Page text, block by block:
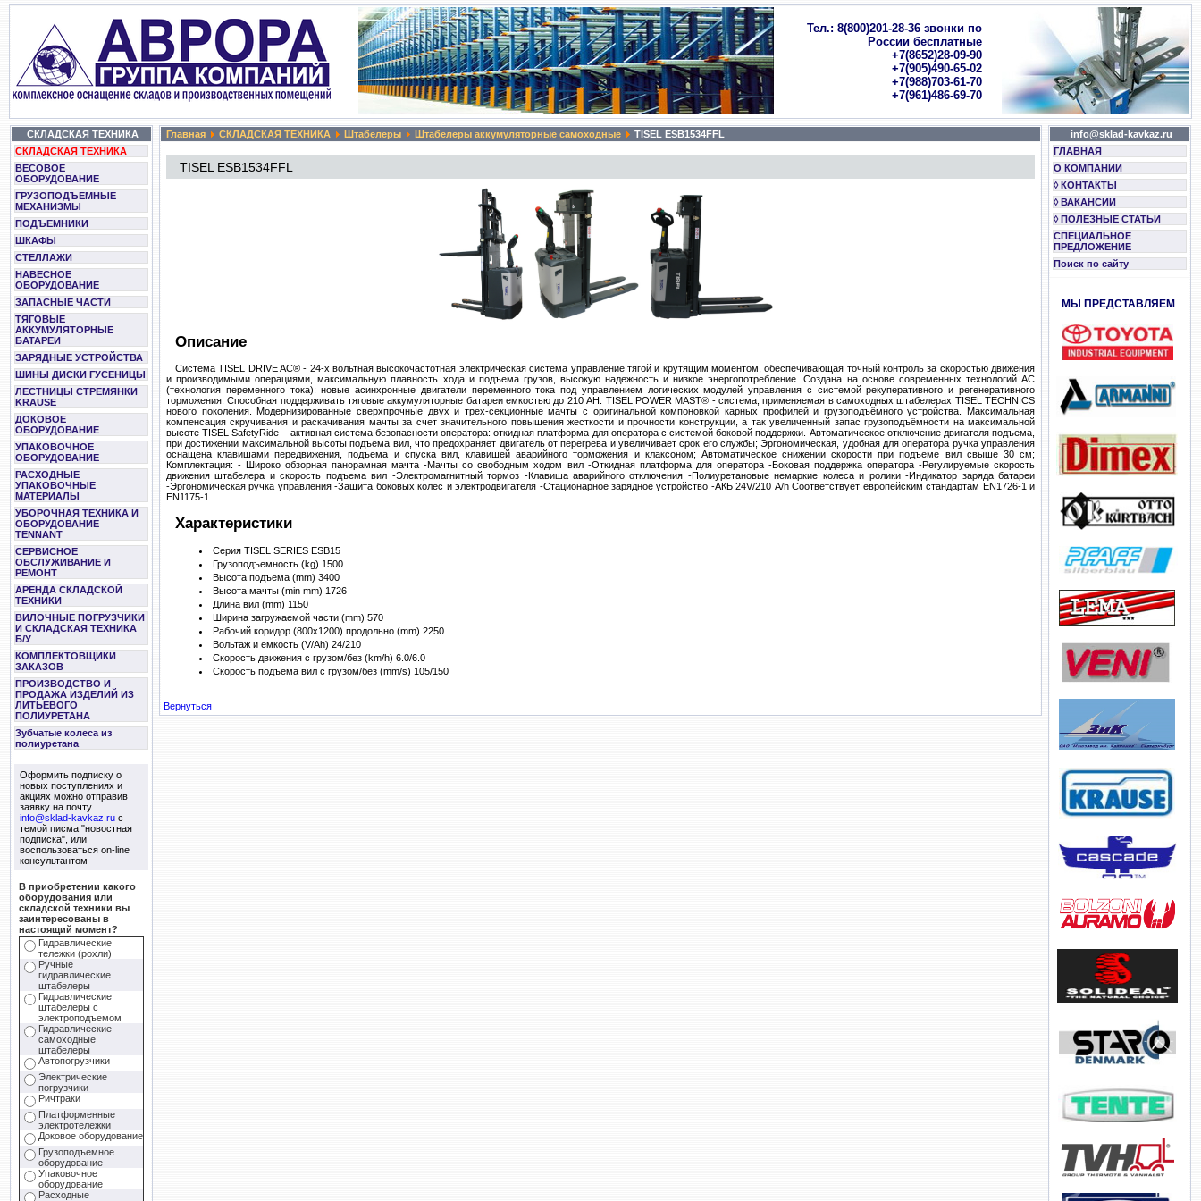
Тел.: 8(800)201-28-36 звонки по
России бесплатные
+7(8652)28-09-90
+7(905)490-65-02
+7(988)703-61-70
+7(961)486-69-70
СКЛАДСКАЯ ТЕХНИКА
СКЛАДСКАЯ ТЕХНИКА
ВЕСОВОЕ
ОБОРУДОВАНИЕ
ГРУЗОПОДЪЕМНЫЕ
МЕХАНИЗМЫ
ПОДЪЕМНИКИ
ШКАФЫ
СТЕЛЛАЖИ
НАВЕСНОЕ
ОБОРУДОВАНИЕ
ЗАПАСНЫЕ ЧАСТИ
ТЯГОВЫЕ
АККУМУЛЯТОРНЫЕ
БАТАРЕИ
ЗАРЯДНЫЕ УСТРОЙСТВА
ШИНЫ ДИСКИ ГУСЕНИЦЫ
ЛЕСТНИЦЫ СТРЕМЯНКИ
KRAUSE
ДОКОВОЕ
ОБОРУДОВАНИЕ
УПАКОВОЧНОЕ
ОБОРУДОВАНИЕ
РАСХОДНЫЕ
УПАКОВОЧНЫЕ
МАТЕРИАЛЫ
УБОРОЧНАЯ ТЕХНИКА И
ОБОРУДОВАНИЕ
TENNANT
СЕРВИСНОЕ
ОБСЛУЖИВАНИЕ И
РЕМОНТ
АРЕНДА СКЛАДСКОЙ
ТЕХНИКИ
ВИЛОЧНЫЕ ПОГРУЗЧИКИ
И СКЛАДСКАЯ ТЕХНИКА
Б/У
КОМПЛЕКТОВЩИКИ
ЗАКАЗОВ
ПРОИЗВОДСТВО И
ПРОДАЖА ИЗДЕЛИЙ ИЗ
ЛИТЬЕВОГО
ПОЛИУРЕТАНА
Зубчатые колеса из
полиуретана
Оформить подписку о
новых поступлениях и
акциях можно отправив
заявку на почту
info@sklad-kavkaz.ruс
темой писма "новостная
подписка", или
воспользоваться on-line
консультантом
В приобретении какого
оборудования или
складской техники вы
заинтересованы в
настоящий момент?
Гидравлические
тележки (рохли)
Ручные
гидравлические
штабелеры
Гидравлические
штабелеры с
электроподъемом
Гидравлические
самоходные
штабелеры
Автопогрузчики
Электрические
погрузчики
Ричтраки
Платформенные
электротележки
Доковое оборудование
Грузоподъемное
оборудование
Упаковочное
оборудование
Расходные
Главная СКЛАДСКАЯ ТЕХНИКА Штабелеры Штабелеры аккумуляторные самоходные TISEL ESB1534FFL
TISEL ESB1534FFL
Описание
Система TISEL DRIVE AC® - 24-х вольтная высокочастотная электрическая система управление тягой и крутящим моментом, обеспечивающая точный контроль за скоростью движения
и производимыми операциями, максимальную плавность хода и подъема грузов, высокую надежность и низкое энергопотребление. Создана на основе современных технологий AC
(технология переменного тока): новые асинхронные двигатели переменного тока под управлением логических модулей управления с системой рекуперативного и регенеративного
торможения. Способная поддерживать тяговые аккумуляторные батареи емкостью до 210 AH. TISEL POWER MAST® - система, применяемая в самоходных штабелерах TISEL TECHNICS
нового поколения. Модернизированные сверхпрочные двух и трех-секционные мачты с оригинальной компоновкой карных профилей и грузоподъёмного устройства. Максимальная
компенсация скручивания и раскачивания мачты за счет значительного повышения жесткости и прочности конструкции, а так увеличенный запас грузоподъёмности на максимальной
высоте TISEL SafetyRide – активная система безопасности оператора: откидная платформа для оператора с системой боковой поддержки. Автоматическое отключение двигателя подъема,
при достижении максимальной высоты подъема вил, что предохраняет двигатель от перегрева и увеличивает срок его службы; Эргономическая, удобная для оператора ручка управления
оснащена клавишами передвижения, подъема и спуска вил, клавишей аварийного торможения и клаксоном; Автоматическое снижении скорости при подъеме вил свыше 30 см;
Комплектация: - Широко обзорная панорамная мачта -Мачты со свободным ходом вил -Откидная платформа для оператора -Боковая поддержка оператора -Регулируемые скорость
движения штабелера и скорость подъема вил -Электромагнитный тормоз -Клавиша аварийного отключения -Полиуретановые немаркие колеса и ролики -Индикатор заряда батареи
-Эргономическая ручка управления -Защита боковых колес и электродвигателя -Стационарное зарядное устройство -АКБ 24V/210 А/h Соответствует европейским стандартам EN1726-1 и
EN1175-1
Характеристики
Серия TISEL SERIES ESB15
Грузоподъемность (kg) 1500
Высота подъема (mm) 3400
Высота мачты (min mm) 1726
Длина вил (mm) 1150
Ширина загружаемой части (mm) 570
Рабочий коридор (800x1200) продольно (mm) 2250
Вольтаж и емкость (V/Ah) 24/210
Скорость движения с грузом/без (km/h) 6.0/6.0
Скорость подъема вил с грузом/без (mm/s) 105/150
Вернуться
info@sklad-kavkaz.ru
ГЛАВНАЯ
О КОМПАНИИ
◊ КОНТАКТЫ
◊ ВАКАНСИИ
◊ ПОЛЕЗНЫЕ СТАТЬИ
СПЕЦИАЛЬНОЕ
ПРЕДЛОЖЕНИЕ
Поиск по сайту
МЫ ПРЕДСТАВЛЯЕМ